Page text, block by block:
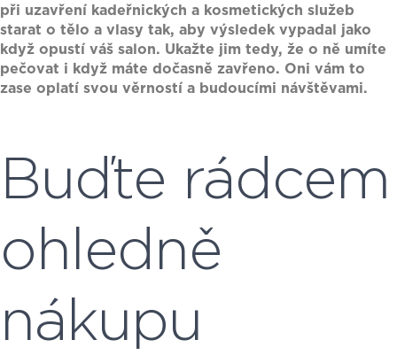
při uzavření kadeřnických a kosmetických služeb
starat o tělo a vlasy tak, aby výsledek vypadal jako
když opustí váš salon. Ukažte jim tedy, že o ně umíte
pečovat i když máte dočasně zavřeno. Oni vám to
zase oplatí svou věrností a budoucími návštěvami.
Buďte rádcem
ohledně
nákupu